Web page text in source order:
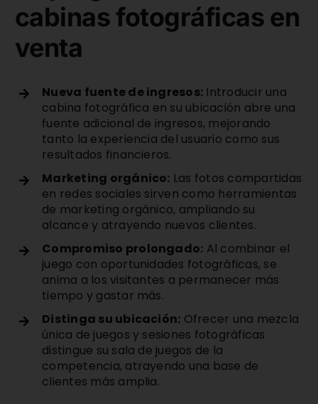
cabinas fotográficas en
venta
Nueva fuente de ingresos: Introducir una
cabina fotográfica en su ubicación abre una
fuente adicional de ingresos, mejorando
tanto la experiencia del usuario como sus
resultados financieros.
Marketing orgánico: Las fotos compartidas
en redes sociales sirven como herramientas
de marketing orgánico, ampliando su
alcance y atrayendo nuevos clientes.
Compromiso prolongado: Al combinar el
juego con oportunidades fotográficas, se
anima a los visitantes a permanecer más
tiempo y gastar más.
Distinga su ubicación: Ofrecer una mezcla
única de juegos y sesiones fotográficas
distingue su sala de juegos de la
competencia, atrayendo una base de
clientes más amplia.